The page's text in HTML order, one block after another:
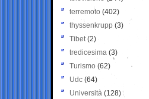
terremoto (402)
thyssenkrupp (3)
Tibet(2)
tredicesima (3)
Turismo (62)
Udc (64)
Università (128)